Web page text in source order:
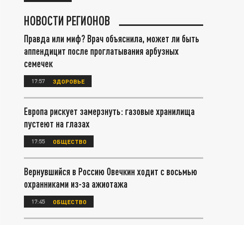
НОВОСТИ РЕГИОНОВ
Правда или миф? Врач объяснила, может ли быть
аппендицит после проглатывания арбузных
семечек
17:57 ЗДОРОВЬЕ
Европа рискует замерзнуть: газовые хранилища
пустеют на глазах
17:55 ОБЩЕСТВО
Вернувшийся в Россию Овечкин ходит с восьмью
охранниками из-за ажиотажа
17:45 ОБЩЕСТВО